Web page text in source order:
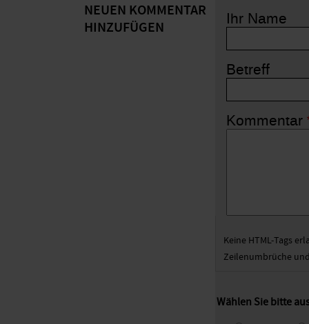
NEUEN KOMMENTAR
HINZUFÜGEN
Ihr Name
Betreff
Kommentar
Keine HTML-Tags
Zeilenumbrüche
Wählen Sie bitte